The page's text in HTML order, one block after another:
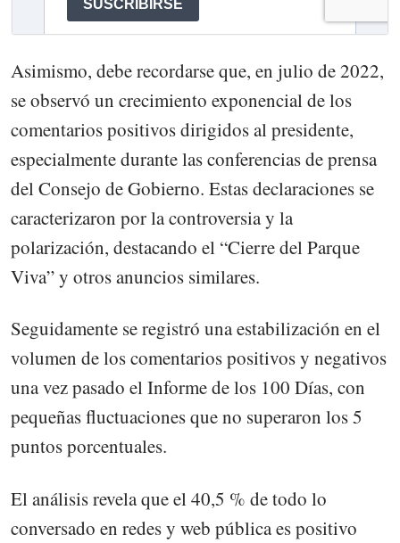
Asimismo, debe recordarse que, en julio de 2022,
se observó un crecimiento exponencial de los
comentarios positivos dirigidos al presidente,
especialmente durante las conferencias de prensa
del Consejo de Gobierno. Estas declaraciones se
caracterizaron por la controversia y la
polarización, destacando el “Cierre del Parque
Viva” y otros anuncios similares.
Seguidamente se registró una estabilización en el
volumen de los comentarios positivos y negativos
una vez pasado el Informe de los 100 Días, con
pequeñas fluctuaciones que no superaron los 5
puntos porcentuales.
El análisis revela que el 40,5 % de todo lo
conversado en redes y web pública es positivo